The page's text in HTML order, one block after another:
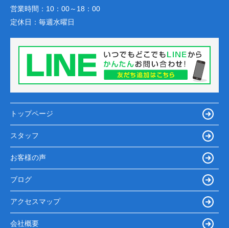
営業時間： 10：00～18：00
定休日： 毎週水曜日
トップページ
スタッフ
お客様の声
ブログ
アクセスマップ
会社概要